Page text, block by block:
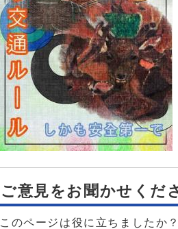
ご意見をお聞かせくだ
このページは役に立ちましたか？